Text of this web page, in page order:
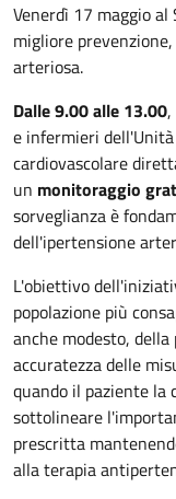
Venerdì 17 maggio
migliore
arteriosa.
Dalle 9.00 alle 13.00,
e infermieri
cardiovascolare
un monitoraggio
sorveglianza è
dell'ipertensione
L'obiettivo
popolazione più
anche modesto,
accuratezza delle
quando il paziente la
sottolineare
prescritta
alla terapia